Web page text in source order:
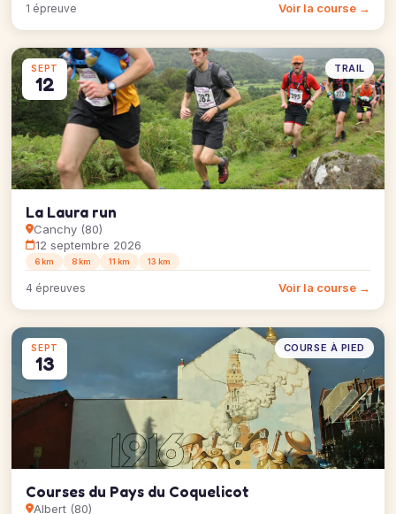
1 épreuve Voir la course →
SEPT
12
TRAIL
La Laura run
Canchy (80)
12 septembre 2026
6 km 8 km 11 km 13 km
4 épreuves Voir la course →
SEPT
13
COURSE À PIED
Courses du Pays du Coquelicot
Albert (80)